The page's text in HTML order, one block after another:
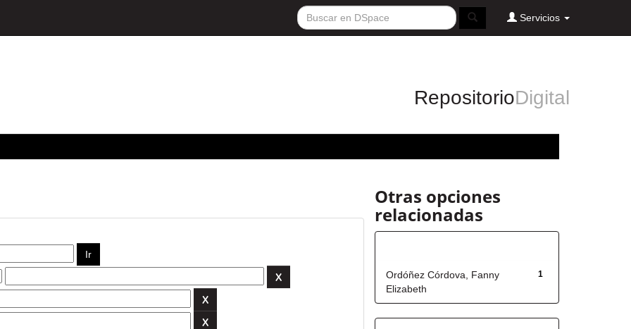
Servicios
RepositorioDigital
Otras opciones
relacionadas
1
Ordóñez Córdova, Fanny
Elizabeth